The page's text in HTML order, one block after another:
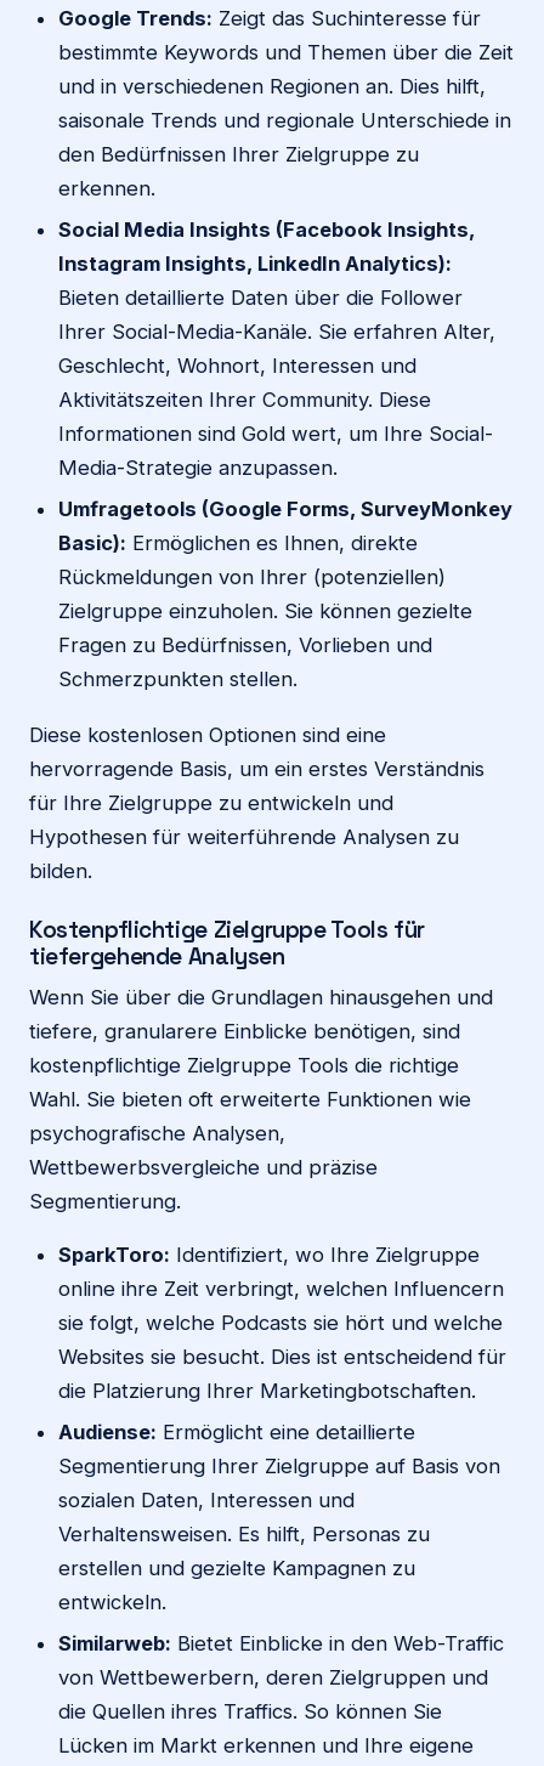
Google Trends: Zeigt das Suchinteresse für
bestimmte Keywords und Themen über die Zeit
und in verschiedenen Regionen an. Dies hilft,
saisonale Trends und regionale Unterschiede in
den Bedürfnissen Ihrer Zielgruppe zu
erkennen.
Social Media Insights (Facebook Insights,
Instagram Insights, LinkedIn Analytics):
Bieten detaillierte Daten über die Follower
Ihrer Social-Media-Kanäle. Sie erfahren Alter,
Geschlecht, Wohnort, Interessen und
Aktivitätszeiten Ihrer Community. Diese
Informationen sind Gold wert, um Ihre Social-
Media-Strategie anzupassen.
Umfragetools (Google Forms, SurveyMonkey
Basic): Ermöglichen es Ihnen, direkte
Rückmeldungen von Ihrer (potenziellen)
Zielgruppe einzuholen. Sie können gezielte
Fragen zu Bedürfnissen, Vorlieben und
Schmerzpunkten stellen.
Diese kostenlosen Optionen sind eine
hervorragende Basis, um ein erstes Verständnis
für Ihre Zielgruppe zu entwickeln und
Hypothesen für weiterführende Analysen zu
bilden.
Kostenpflichtige Zielgruppe Tools für
tiefergehende Analysen
Wenn Sie über die Grundlagen hinausgehen und
tiefere, granularere Einblicke benötigen, sind
kostenpflichtige Zielgruppe Tools die richtige
Wahl. Sie bieten oft erweiterte Funktionen wie
psychografische Analysen,
Wettbewerbsvergleiche und präzise
Segmentierung.
SparkToro: Identifiziert, wo Ihre Zielgruppe
online ihre Zeit verbringt, welchen Influencern
sie folgt, welche Podcasts sie hört und welche
Websites sie besucht. Dies ist entscheidend für
die Platzierung Ihrer Marketingbotschaften.
Audiense: Ermöglicht eine detaillierte
Segmentierung Ihrer Zielgruppe auf Basis von
sozialen Daten, Interessen und
Verhaltensweisen. Es hilft, Personas zu
erstellen und gezielte Kampagnen zu
entwickeln.
Similarweb: Bietet Einblicke in den Web-Traffic
von Wettbewerbern, deren Zielgruppen und
die Quellen ihres Traffics. So können Sie
Lücken im Markt erkennen und Ihre eigene